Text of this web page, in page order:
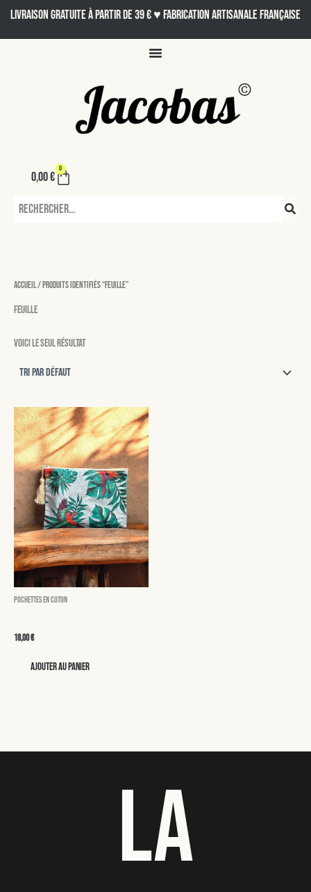
Aller
contenu
LIVRAISON GRATUITE À PARTIR DE 39 € ♥ Fabrication artisanale française
0,00€
0
Panier
Accueil/ Produits identifiés “feuille”
feuille
Voici le seul résultat
Pochettes en coton
18,00€
Ajouter au panier
LA